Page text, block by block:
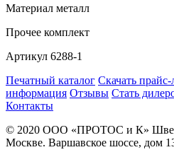
Материал металл
Прочее комплект
Артикул 6288-1
Печатный каталог Скачать прайс-
информация Отзывы Стать
Контакты
© 2020 ООО «ПРОТОС и К»
Москве. Варшавское шоссе, дом